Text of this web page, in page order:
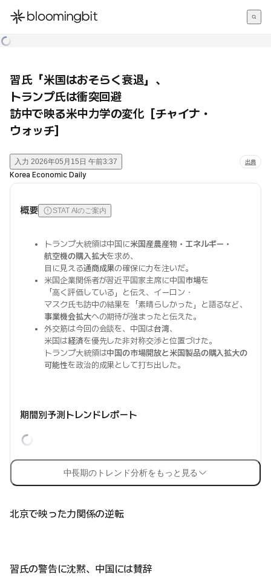
한국어
習氏「米国はおそらく衰退」、
トランプ氏は衝突回避
訪中で映る米中力学の変化［チャイナ・
ウォッチ］
入力 2026年05月15日 午前3:37 出典
Korea Economic Daily
概要 STAT AIのご案内
トランプ大統領は中国に米国産農産物・エネルギー・
航空機の購入拡大を求め、
目に見える通商成果の確保に力を注いだ。
米国企業関係者が習近平国家主席に中国市場を
「高く評価している」と伝え、イーロン・
マスク氏も訪中の結果を「素晴らしかった」と語るなど、
事業機会拡大への期待が強まったと伝えた。
外交筋は今回の会談を、中国は台湾、
米国は経済を優先した非対称交渉と位置づけた。
トランプ大統領は中国の市場開放と米国製品の購入拡大の
可能性を政治的成果として打ち出した。
期間別予測トレンドレポート
中長期のトレンド分析をもっと見る
北京で映った力関係の逆転
習氏の警告に沈黙、中国には賛辞